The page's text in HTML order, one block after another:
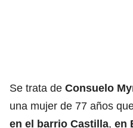
Se trata de Consuelo
una mujer de 77 años
en el barrio Castilla, en